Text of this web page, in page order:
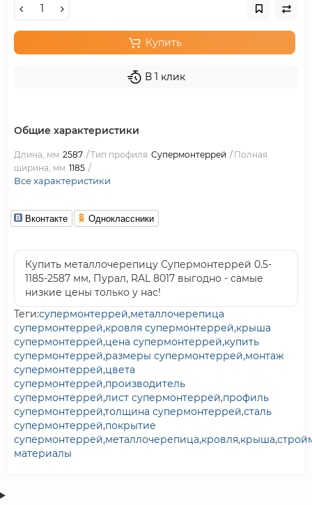
Купить
В 1 клик
Общие характеристики
Длина, мм 2587 Тип профиля Супермонтеррей
Полная
ширина, мм 1185
Все характеристики
Вконтакте Одноклассники
Купить металлочерепицу Супермонтеррей 0.5-
1185-2587 мм, Пурал, RAL 8017 выгодно - самые
низкие цены только у нас!
Теги:супермонтеррей,металлочерепица
супермонтеррей,кровля супермонтеррей,крыша
супермонтеррей,цена супермонтеррей,купить
супермонтеррей,размеры супермонтеррей,монтаж
супермонтеррей,цвета
супермонтеррей,производитель
супермонтеррей,лист супермонтеррей,профиль
супермонтеррей,толщина супермонтеррей,сталь
супермонтеррей,покрытие
супермонтеррей,металлочерепица,кровля,крыша,
материалы